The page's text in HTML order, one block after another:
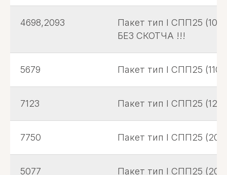
4698,2093
Пакет тип I СПП25
БЕЗ СКОТЧА !!!
5679 Пакет тип I СПП25
7123 Пакет тип I СПП25
7750 Пакет тип I СПП25
5077 Пакет тип I СПП25